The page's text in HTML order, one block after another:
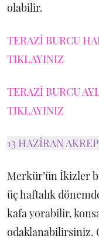
olabilir.
TERAZİ BURCU
TIKLAYINIZ
TERAZİ BURCU
TIKLAYINIZ
13 HAZİRAN
Merkür’ün İkizler
üç haftalık
kafa yorabilir,
odaklanabilirsiniz.